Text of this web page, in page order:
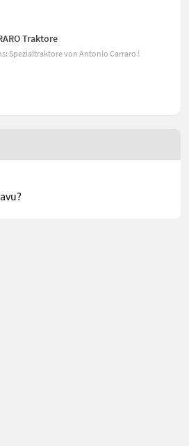
Traktore
Spezialtraktore von Antonio Carraro !